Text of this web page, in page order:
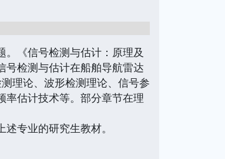
《信号检测与估计：原理及
号检测与估计在船舶导航雷达
理论、波形检测理论、信号参
率估计技术等。部分章节在理
专业的研究生教材。